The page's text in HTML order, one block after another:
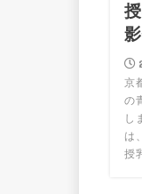
京
の
し
は
授